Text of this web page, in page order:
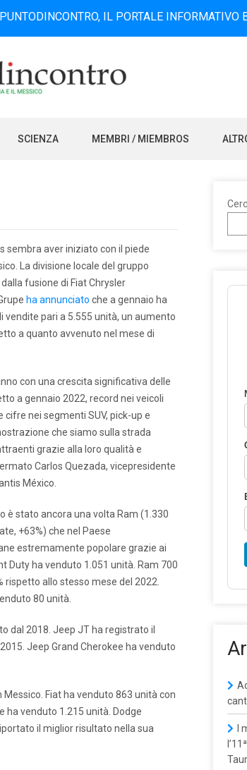
IL PORTALE INFORMATIVO
SCIENZA MEMBRI / MIEMBROS
sembra aver iniziato con il piede
La divisione locale del gruppo
fusione di Fiat Chrysler
ha annunciato che a gennaio ha
vendite pari a 5.555 unità, un aumento
a quanto avvenuto nel mese di
con una crescita significativa delle
a gennaio 2022, record nei veicoli
cifre nei segmenti SUV, pick-up e
che siamo sulla strada
grazie alla loro qualità e
Carlos Quezada, vicepresidente
México.
è stato ancora una volta Ram (1.330
+63%) che nel Paese
estremamente popolare grazie ai
Duty ha venduto 1.051 unità. Ram 700
rispetto allo stesso mese del 2022.
80 unità.
dal 2018. Jeep JT ha registrato il
Jeep Grand Cherokee ha venduto
Fiat ha venduto 863 unità con
ha venduto 1.215 unità. Dodge
il miglior risultato nella sua
I